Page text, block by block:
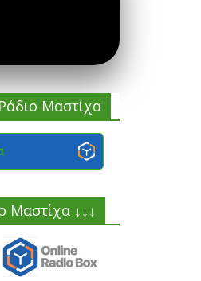
Μαστίχα
Μαστίχα ↓↓↓